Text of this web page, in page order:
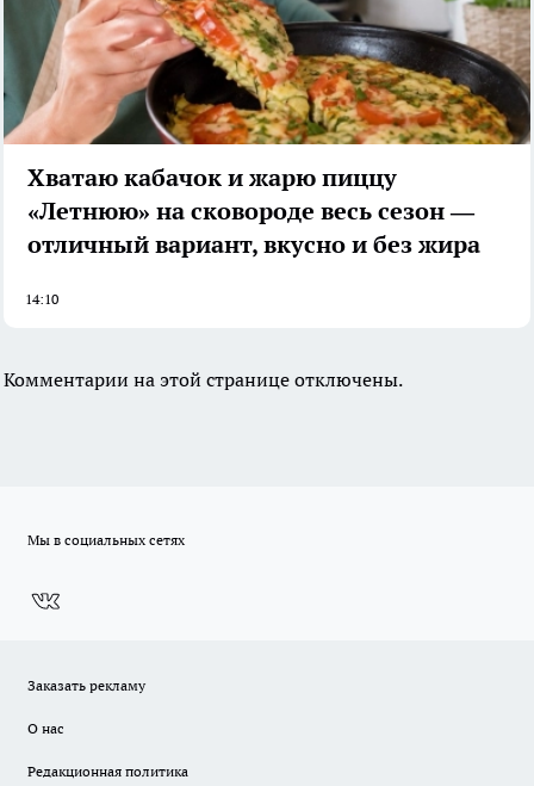
Хватаю кабачок и жарю пиццу
«Летнюю» на сковороде весь сезон —
отличный вариант, вкусно и без жира
14:10
Комментарии на этой странице отключены.
Мы в социальных сетях
Заказать рекламу
О нас
Редакционная политика